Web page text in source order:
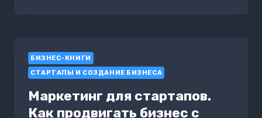
БИЗНЕС-КНИГИ
СТАРТАПЫ И СОЗДАНИЕ БИЗНЕСА
Маркетинг для стартапов.
Как продвигать бизнес с